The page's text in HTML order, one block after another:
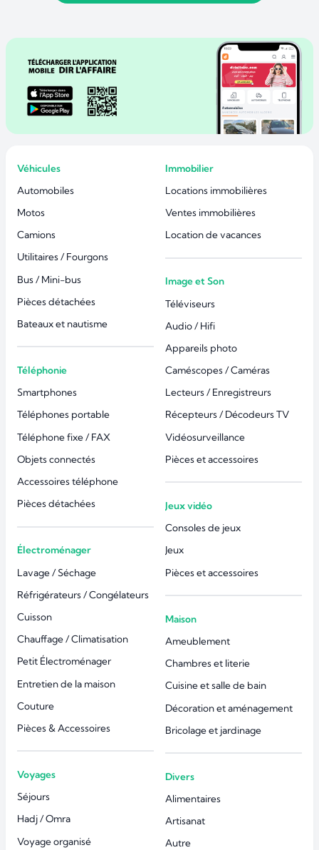
Véhicules
Automobiles
Motos
Camions
Utilitaires / Fourgons
Bus / Mini-bus
Pièces détachées
Bateaux et nautisme
Téléphonie
Smartphones
Téléphones portable
Téléphone fixe / FAX
Objets connectés
Accessoires téléphone
Pièces détachées
Électroménager
Lavage / Séchage
Réfrigérateurs / Congélateurs
Cuisson
Chauffage / Climatisation
Petit Électroménager
Entretien de la maison
Couture
Pièces & Accessoires
Voyages
Séjours
Hadj / Omra
Voyage organisé
Immobilier
Locations immobilières
Ventes immobilières
Location de vacances
Image et Son
Téléviseurs
Audio / Hifi
Appareils photo
Caméscopes / Caméras
Lecteurs / Enregistreurs
Récepteurs / Décodeurs TV
Vidéosurveillance
Pièces et accessoires
Jeux vidéo
Consoles de jeux
Jeux
Pièces et accessoires
Maison
Ameublement
Chambres et literie
Cuisine et salle de bain
Décoration et aménagement
Bricolage et jardinage
Divers
Alimentaires
Artisanat
Autre